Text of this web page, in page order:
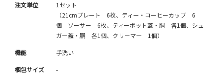
注文単位
1セット
（21cmプレート 6枚、ティー・コーヒーカップ 6
個 ソーサー 6枚、ティーポット蓋・胴 各1個、シュ
ガー蓋・胴 各1個、クリーマー 1個）
機能 手洗い
梱包サイズ -